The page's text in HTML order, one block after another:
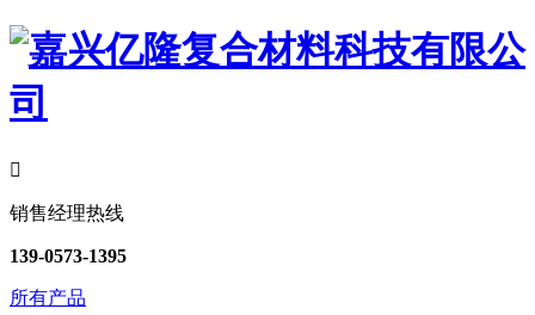

销售经理热线
139-0573-1395
所有产品